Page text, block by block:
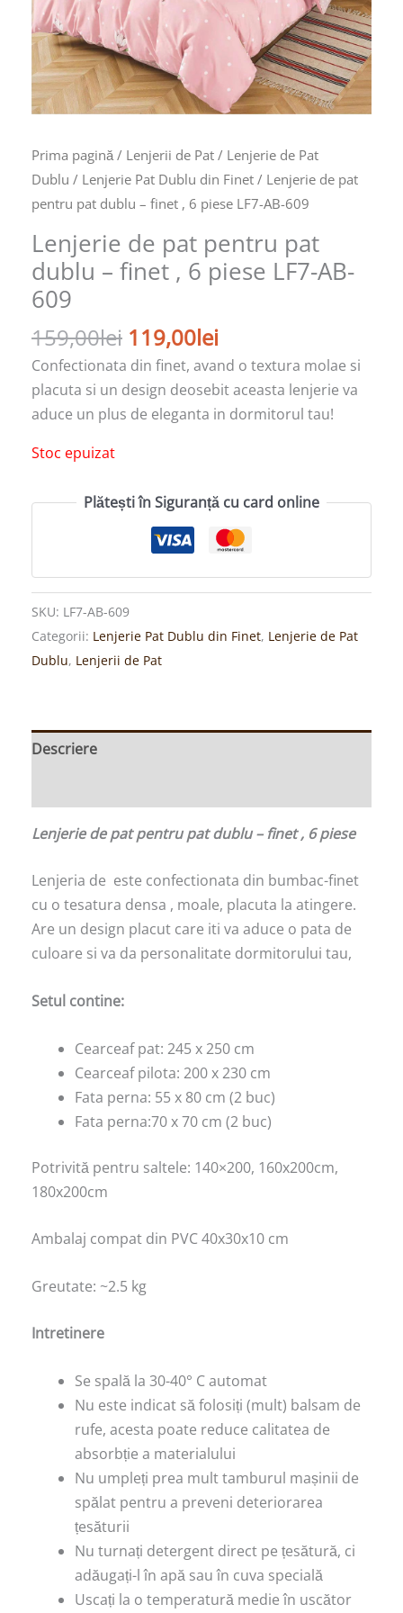
Prima pagină/ Lenjerii de Pat / Lenjerie de Pat
Dublu / Lenjerie Pat Dublu din Finet / Lenjerie de pat
pentru pat dublu – finet , 6 piese LF7-AB-609
Lenjerie de pat pentru pat
dublu – finet , 6 piese LF7-AB-
609
159,00lei 119,00lei
Confectionata din finet, avand o textura molae si
placuta si un design deosebit aceasta lenjerie va
aduce un plus de eleganta in dormitorul tau!
Stoc epuizat
Plătești în Siguranță cu card online
SKU: LF7-AB-609
Categorii: Lenjerie Pat Dublu din Finet, Lenjerie de Pat
Dublu, Lenjerii de Pat
Descriere
Lenjerie de pat pentru pat dublu – finet , 6 piese
Lenjeria de este confectionata din bumbac-finet
cu o tesatura densa , moale, placuta la atingere.
Are un design placut care iti va aduce o pata de
culoare si va da personalitate dormitorului tau,
Setul contine:
Cearceaf pat: 245 x 250 cm
Cearceaf pilota: 200 x 230 cm
Fata perna: 55 x 80 cm (2 buc)
Fata perna:70 x 70 cm (2 buc)
Potrivită pentru saltele: 140×200, 160x200cm,
180x200cm
Ambalaj compat din PVC 40x30x10 cm
Greutate: ~2.5 kg
Intretinere
Se spală la 30-40° C automat
Nu este indicat să folosiți (mult) balsam de
rufe, acesta poate reduce calitatea de
absorbție a materialului
Nu umpleți prea mult tamburul mașinii de
spălat pentru a preveni deteriorarea
țesăturii
Nu turnați detergent direct pe țesătură, ci
adăugați-l în apă sau în cuva specială
Uscați la o temperatură medie în uscător